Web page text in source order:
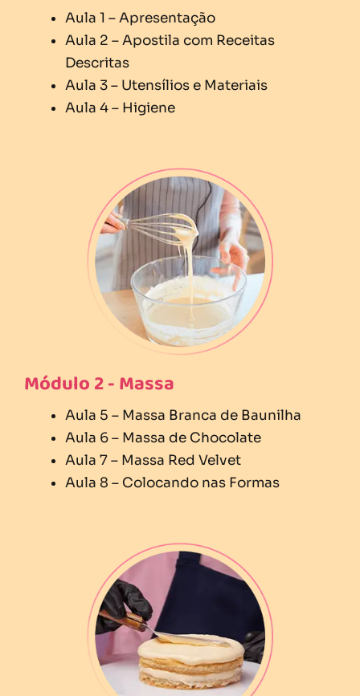
Aula 1 – Apresentação
Aula 2 – Apostila com Receitas
Descritas
Aula 3 – Utensílios e Materiais
Aula 4 – Higiene
Módulo 2 - Massa
Aula 5 – Massa Branca de Baunilha
Aula 6 – Massa de Chocolate
Aula 7 – Massa Red Velvet
Aula 8 – Colocando nas Formas